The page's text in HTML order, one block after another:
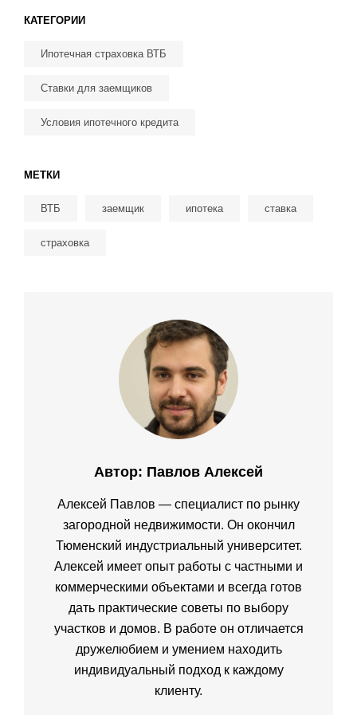
КАТЕГОРИИ
Ипотечная страховка ВТБ
Ставки для заемщиков
Условия ипотечного кредита
МЕТКИ
ВТБ заемщик ипотека ставка
страховка
Автор: Павлов Алексей
Алексей Павлов — специалист по рынку
загородной недвижимости. Он окончил
Тюменский индустриальный университет.
Алексей имеет опыт работы с частными и
коммерческими объектами и всегда готов
дать практические советы по выбору
участков и домов. В работе он отличается
дружелюбием и умением находить
индивидуальный подход к каждому
клиенту.